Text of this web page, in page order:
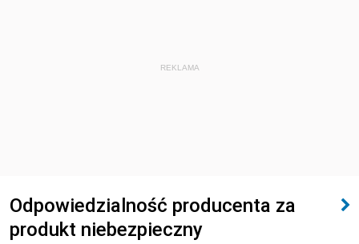
REKLAMA
Odpowiedzialność producenta za
produkt niebezpieczny